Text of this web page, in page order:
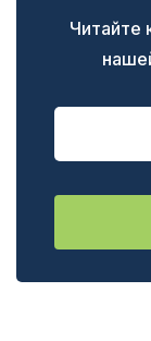
Читайте